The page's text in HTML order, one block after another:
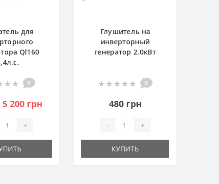
для
Ql160
0
5 200 грн
+
Глушитель на
инверторный
генератор 2.0кВт
0
480 грн
- +
КУПИТЬ